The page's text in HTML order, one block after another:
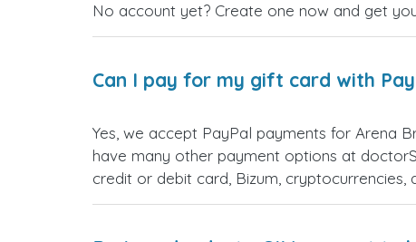
No account yet? Create one now and get
Can I pay for my gift card with
Yes, we accept PayPal payments for Arena
have many other payment options at
credit or debit card, Bizum,